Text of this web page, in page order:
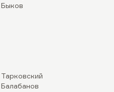
Быков
Тарковский
Балабанов